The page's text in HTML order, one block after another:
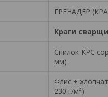
ГРЕНАДЕР
Краги
Спилок КРС
мм)
Флис +
230 г/м²)